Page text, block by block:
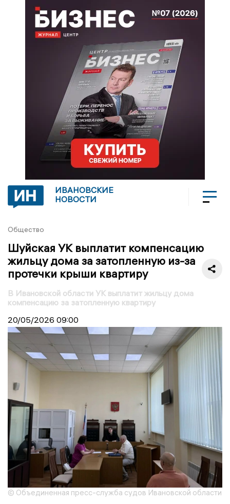
ИВАНОВСКИЕ
НОВОСТИ
Общество
Шуйская УК выплатит компенсацию
жильцу дома за затопленную из-за
протечки крыши квартиру
В Ивановской области УК выплатит жильцу дома
компенсацию за затопленную квартиру
20/05/2026 09:00
© Объединенная пресс-служба судов Ивановской области